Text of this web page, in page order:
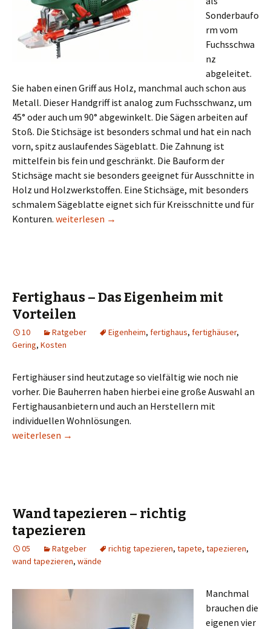
Sonderbaufo
rm vom
Fuchsschwa
nz
abgeleitet.
Sie haben einen Griff aus Holz, manchmal auch schon aus
Metall. Dieser Handgriff ist analog zum Fuchsschwanz, um
45° oder auch um 90° abgewinkelt. Die Sägen arbeiten auf
Stoß. Die Stichsäge ist besonders schmal und hat ein nach
vorn, spitz auslaufendes Sägeblatt. Die Zahnung ist
mittelfein bis fein und geschränkt. Die Bauform der
Stichsäge macht sie besonders geeignet für Ausschnitte in
Holz und Holzwerkstoffen. Eine Stichsäge, mit besonders
schmalem Sägeblatte eignet sich für Kreisschnitte und für
Konturen. Pendelhub oder normale Stichsäge
weiterlesen →
Fertighaus – Das Eigenheim mit
Vorteilen
10 Ratgeber Eigenheim, fertighaus, fertighäuser,
Gering, Kosten
Fertighäuser sind heutzutage so vielfältig wie noch nie
vorher. Die Bauherren haben hierbei eine große Auswahl an
Fertighausanbietern und auch an Herstellern mit
individuellen Wohnlösungen.
Fertighaus – Das Eigenheim mit Vorteilen
weiterlesen →
Wand tapezieren – richtig
tapezieren
05 Ratgeber richtig tapezieren, tapete, tapezieren,
wand tapezieren, wände
Manchmal
brauchen die
eigenen vier